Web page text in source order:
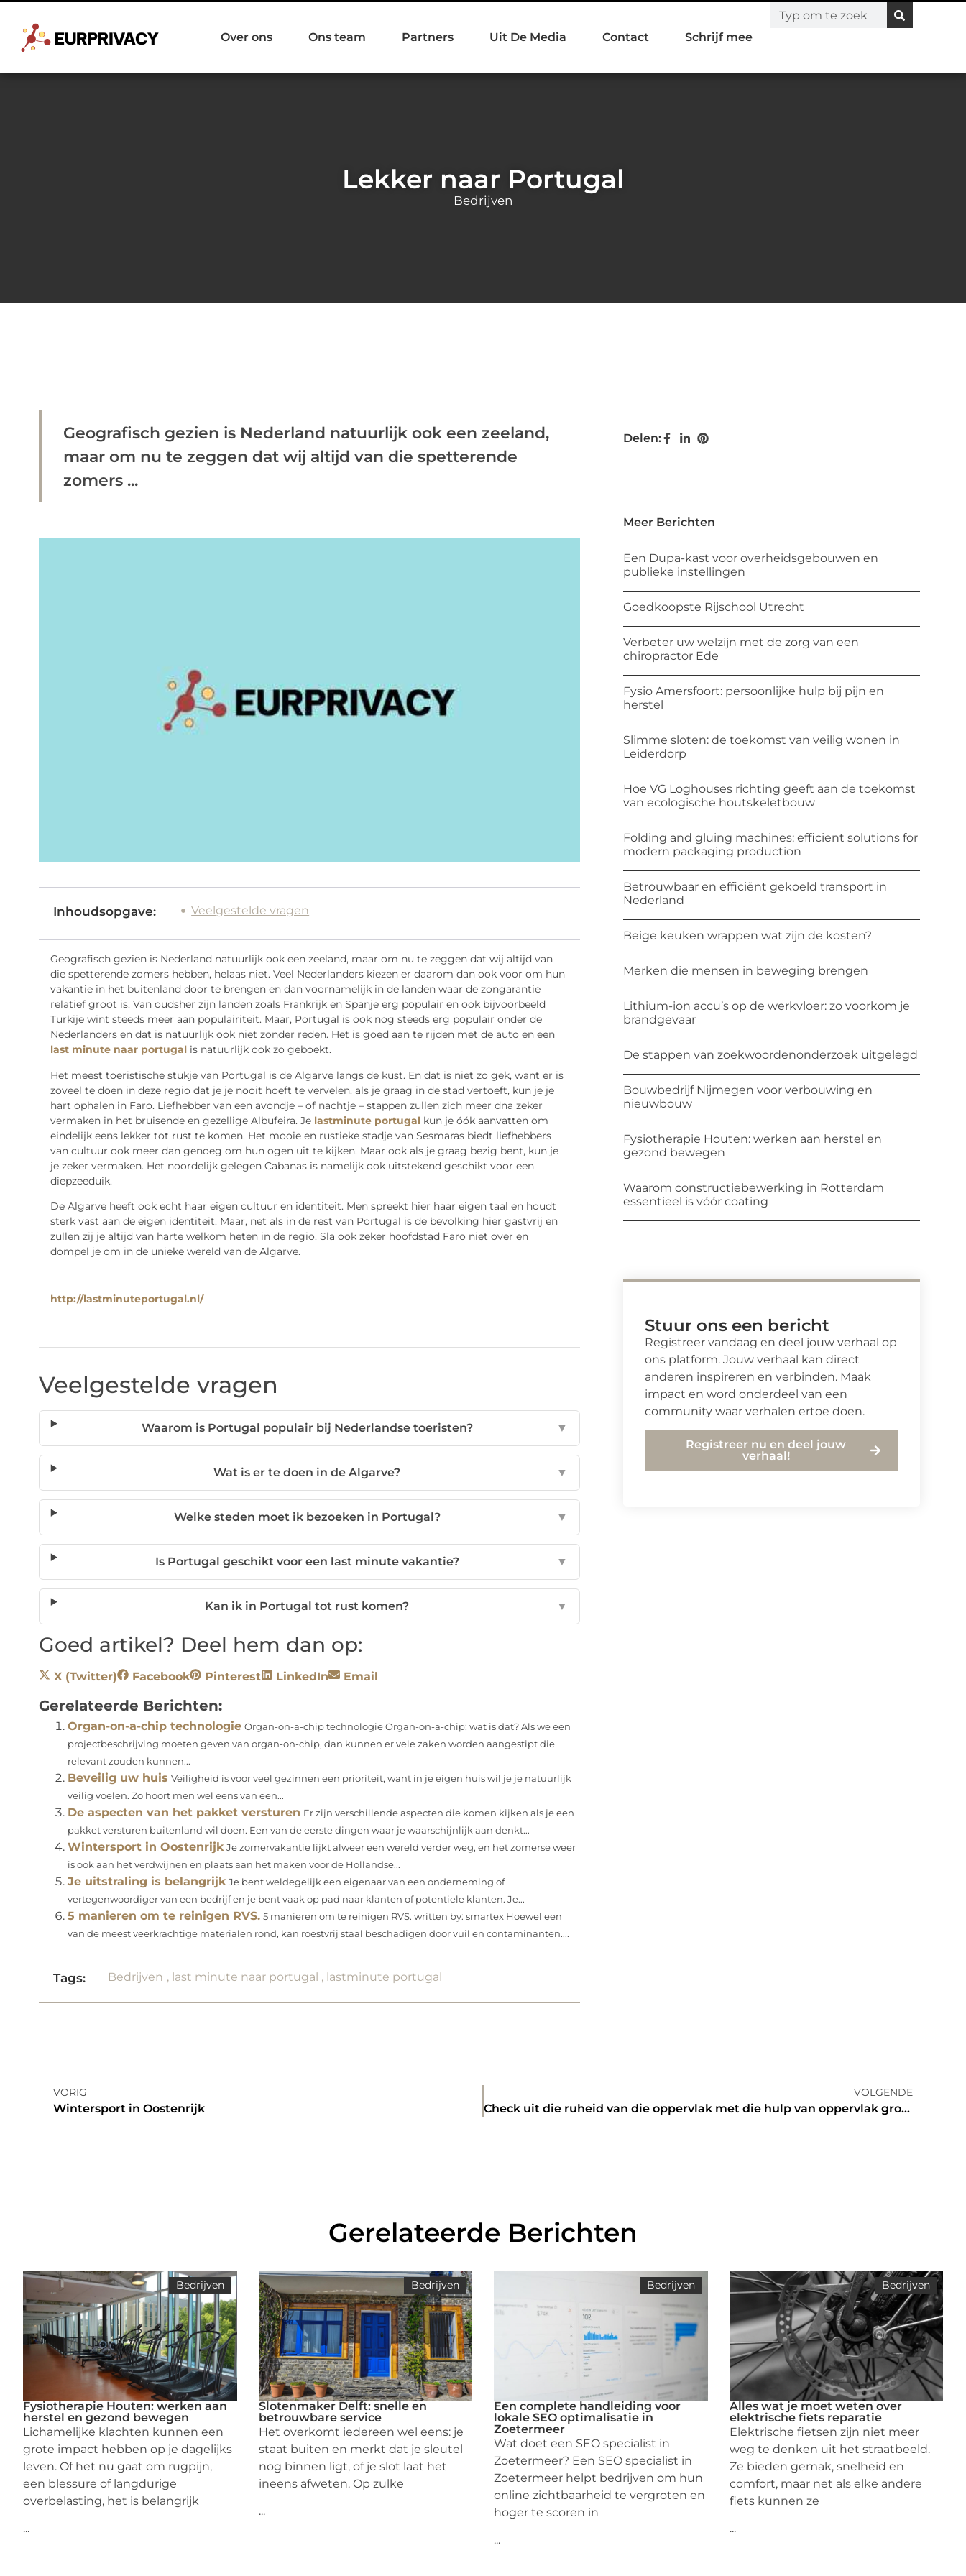
Over ons Ons team Partners Uit De Media Contact Schrijf mee
Lekker naar Portugal
Bedrijven
Geografisch gezien is Nederland natuurlijk ook een zeeland,
maar om nu te zeggen dat wij altijd van die spetterende
zomers ...
Inhoudsopgave: Veelgestelde vragen
Geografisch gezien is Nederland natuurlijk ook een zeeland, maar om nu te zeggen dat wij altijd van
die spetterende zomers hebben, helaas niet. Veel Nederlanders kiezen er daarom dan ook voor om hun
vakantie in het buitenland door te brengen en dan voornamelijk in de landen waar de zongarantie
relatief groot is. Van oudsher zijn landen zoals Frankrijk en Spanje erg populair en ook bijvoorbeeld
Turkije wint steeds meer aan populairiteit. Maar, Portugal is ook nog steeds erg populair onder de
Nederlanders en dat is natuurlijk ook niet zonder reden. Het is goed aan te rijden met de auto en een
last minute naar portugal is natuurlijk ook zo geboekt.
Het meest toeristische stukje van Portugal is de Algarve langs de kust. En dat is niet zo gek, want er is
zoveel te doen in deze regio dat je je nooit hoeft te vervelen. als je graag in de stad vertoeft, kun je je
hart ophalen in Faro. Liefhebber van een avondje – of nachtje – stappen zullen zich meer dna zeker
vermaken in het bruisende en gezellige Albufeira. Je lastminute portugalkun je óók aanvatten om
eindelijk eens lekker tot rust te komen. Het mooie en rustieke stadje van Sesmaras biedt liefhebbers
van cultuur ook meer dan genoeg om hun ogen uit te kijken. Maar ook als je graag bezig bent, kun je
je zeker vermaken. Het noordelijk gelegen Cabanas is namelijk ook uitstekend geschikt voor een
diepzeeduik.
De Algarve heeft ook echt haar eigen cultuur en identiteit. Men spreekt hier haar eigen taal en houdt
sterk vast aan de eigen identiteit. Maar, net als in de rest van Portugal is de bevolking hier gastvrij en
zullen zij je altijd van harte welkom heten in de regio. Sla ook zeker hoofdstad Faro niet over en
dompel je om in de unieke wereld van de Algarve.
http://lastminuteportugal.nl/
Veelgestelde vragen
Waarom is Portugal populair bij Nederlandse toeristen? ▼
Wat is er te doen in de Algarve? ▼
Welke steden moet ik bezoeken in Portugal? ▼
Is Portugal geschikt voor een last minute vakantie? ▼
Kan ik in Portugal tot rust komen? ▼
Goed artikel? Deel hem dan op:
X (Twitter) Facebook Pinterest LinkedIn Email
Gerelateerde Berichten:
Organ-on-a-chip technologie Organ-on-a-chip technologie Organ-on-a-chip; wat is dat? Als we een
projectbeschrijving moeten geven van organ-on-chip, dan kunnen er vele zaken worden aangestipt die
relevant zouden kunnen...
Beveilig uw huis Veiligheid is voor veel gezinnen een prioriteit, want in je eigen huis wil je je natuurlijk
veilig voelen. Zo hoort men wel eens van een...
De aspecten van het pakket versturen Er zijn verschillende aspecten die komen kijken als je een
pakket versturen buitenland wil doen. Een van de eerste dingen waar je waarschijnlijk aan denkt...
Wintersport in Oostenrijk Je zomervakantie lijkt alweer een wereld verder weg, en het zomerse weer
is ook aan het verdwijnen en plaats aan het maken voor de Hollandse...
Je uitstraling is belangrijk Je bent weldegelijk een eigenaar van een onderneming of
vertegenwoordiger van een bedrijf en je bent vaak op pad naar klanten of potentiele klanten. Je...
5 manieren om te reinigen RVS. 5 manieren om te reinigen RVS. written by: smartex Hoewel een
van de meest veerkrachtige materialen rond, kan roestvrij staal beschadigen door vuil en contaminanten....
Tags: Bedrijven , last minute naar portugal , lastminute portugal
Delen:
Meer Berichten
Een Dupa-kast voor overheidsgebouwen en
publieke instellingen
Goedkoopste Rijschool Utrecht
Verbeter uw welzijn met de zorg van een
chiropractor Ede
Fysio Amersfoort: persoonlijke hulp bij pijn en
herstel
Slimme sloten: de toekomst van veilig wonen in
Leiderdorp
Hoe VG Loghouses richting geeft aan de toekomst
van ecologische houtskeletbouw
Folding and gluing machines: efficient solutions for
modern packaging production
Betrouwbaar en efficiënt gekoeld transport in
Nederland
Beige keuken wrappen wat zijn de kosten?
Merken die mensen in beweging brengen
Lithium-ion accu’s op de werkvloer: zo voorkom je
brandgevaar
De stappen van zoekwoordenonderzoek uitgelegd
Bouwbedrijf Nijmegen voor verbouwing en
nieuwbouw
Fysiotherapie Houten: werken aan herstel en
gezond bewegen
Waarom constructiebewerking in Rotterdam
essentieel is vóór coating
Stuur ons een bericht
Registreer vandaag en deel jouw verhaal op
ons platform. Jouw verhaal kan direct
anderen inspireren en verbinden. Maak
impact en word onderdeel van een
community waar verhalen ertoe doen.
Registreer nu en deel jouw
verhaal!
VORIG
Wintersport in Oostenrijk
VOLGENDE
Check uit die ruheid van die oppervlak met die hulp van oppervlak grof Meters
Gerelateerde Berichten
Bedrijven
Fysiotherapie Houten: werken aan
herstel en gezond bewegen
Lichamelijke klachten kunnen een
grote impact hebben op je dagelijks
leven. Of het nu gaat om rugpijn,
een blessure of langdurige
overbelasting, het is belangrijk
...
Bedrijven
Slotenmaker Delft: snelle en
betrouwbare service
Het overkomt iedereen wel eens: je
staat buiten en merkt dat je sleutel
nog binnen ligt, of je slot laat het
ineens afweten. Op zulke
...
Bedrijven
Een complete handleiding voor
lokale SEO optimalisatie in
Zoetermeer
Wat doet een SEO specialist in
Zoetermeer? Een SEO specialist in
Zoetermeer helpt bedrijven om hun
online zichtbaarheid te vergroten en
hoger te scoren in
...
Bedrijven
Alles wat je moet weten over
elektrische fiets reparatie
Elektrische fietsen zijn niet meer
weg te denken uit het straatbeeld.
Ze bieden gemak, snelheid en
comfort, maar net als elke andere
fiets kunnen ze
...